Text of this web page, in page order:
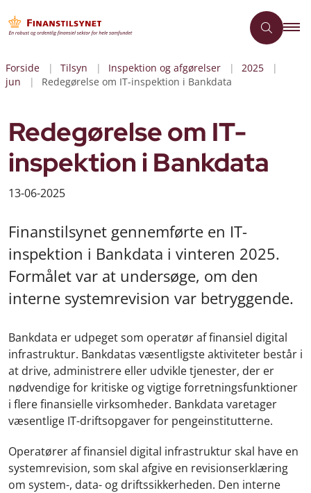
Forside Tilsyn Inspektion og afgørelser
2025
jun
Redegørelse om IT-inspektion i Bankdata
Redegørelse om IT-
inspektion i Bankdata
13-06-2025
Finanstilsynet gennemførte en IT-
inspektion i Bankdata i vinteren 2025.
Formålet var at undersøge, om den
interne systemrevision var betryggende.
Bankdata er udpeget som operatør af finansiel digital
infrastruktur. Bankdatas væsentligste aktiviteter består i
at drive, administrere eller udvikle tjenester, der er
nødvendige for kritiske og vigtige forretningsfunktioner
i flere finansielle virksomheder. Bankdata varetager
væsentlige IT-driftsopgaver for pengeinstitutterne.
Operatører af finansiel digital infrastruktur skal have en
systemrevision, som skal afgive en revisionserklæring
om system-, data- og driftssikkerheden. Den interne